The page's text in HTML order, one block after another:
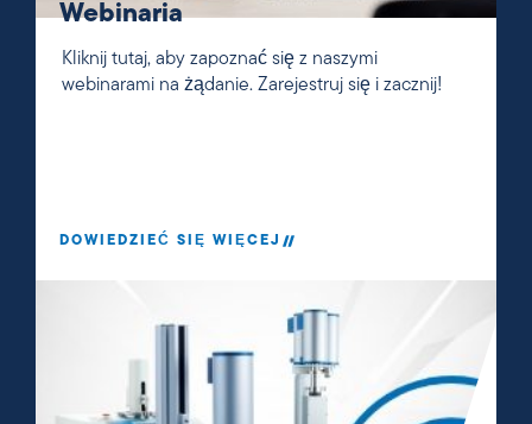
Webinaria
DOWIEDZIEĆ SIĘ WIĘCEJ
Kliknij tutaj, aby zapoznać się z naszymi
webinarami na żądanie. Zarejestruj się i zacznij!